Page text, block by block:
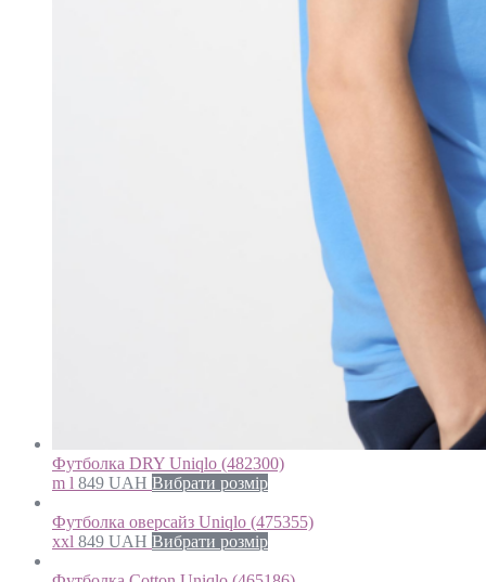
Футболка DRY Uniqlo (482300)
m l 849 UAH Вибрати розмір
Футболка оверсайз Uniqlo (475355)
xxl 849 UAH Вибрати розмір